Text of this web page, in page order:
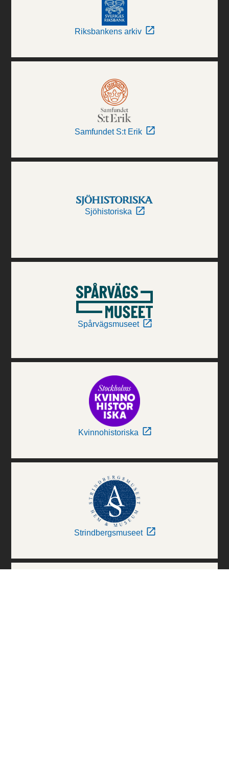
Riksbankens arkiv
Samfundet S:t Erik
Sjöhistoriska
Spårvägsmuseet
Kvinnohistoriska
Strindbergsmuseet